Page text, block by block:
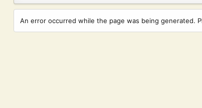
An error occurred while the page was being generated.